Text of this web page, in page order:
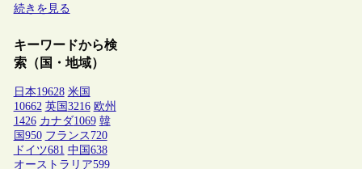
続きを見る
キーワードから検
索（国・地域）
日本19628 米国
10662 英国 3216 欧州
1426 カナダ1069 韓
国 950 フランス 720
ドイツ681 中国 638
オーストラリア599